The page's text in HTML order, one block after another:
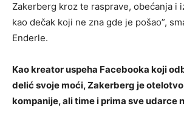
Zakerberg kroz te rasprave, obećanja i
kao dečak koji ne zna gde je pošao”,
Enderle.
Kao kreator uspeha Facebooka koji
delić svoje moći, Zakerberg je
kompanije, ali time i prima sve udarce